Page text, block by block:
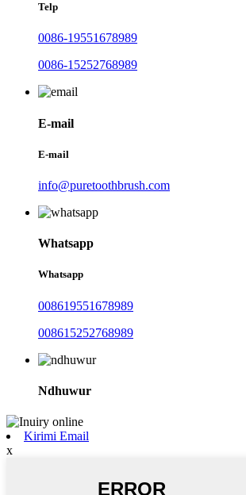
Telp
0086-19551678989
0086-15252768989
E-mail
E-mail
info@puretoothbrush.com
Whatsapp
Whatsapp
008619551678989
008615252768989
Ndhuwur
Kirimi Email
x